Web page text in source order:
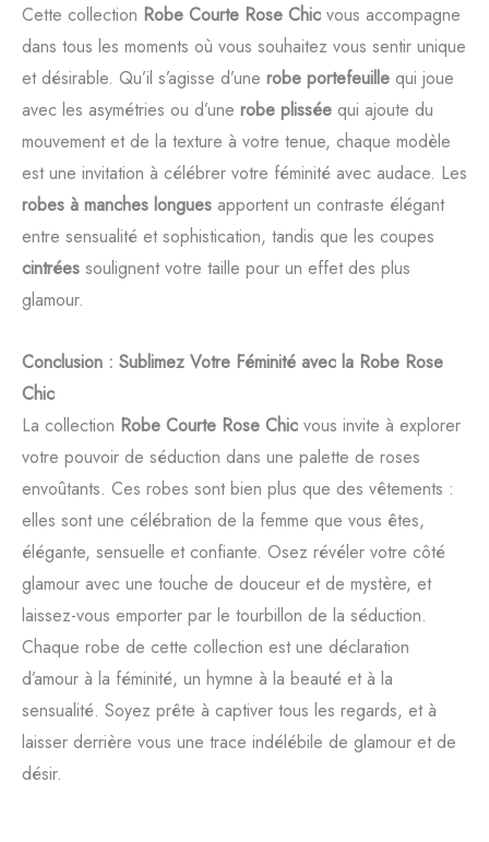
Cette collection Robe Courte Rose Chic vous accompagne
dans tous les moments où vous souhaitez vous sentir unique
et désirable. Qu’il s’agisse d’une robe portefeuille qui joue
avec les asymétries ou d’une robe plissée qui ajoute du
mouvement et de la texture à votre tenue, chaque modèle
est une invitation à célébrer votre féminité avec audace. Les
robes à manches longues apportent un contraste élégant
entre sensualité et sophistication, tandis que les coupes
cintrées soulignent votre taille pour un effet des plus
glamour.
Conclusion : Sublimez Votre Féminité avec la Robe Rose
Chic
La collection Robe Courte Rose Chic vous invite à explorer
votre pouvoir de séduction dans une palette de roses
envoûtants. Ces robes sont bien plus que des vêtements :
elles sont une célébration de la femme que vous êtes,
élégante, sensuelle et confiante. Osez révéler votre côté
glamour avec une touche de douceur et de mystère, et
laissez-vous emporter par le tourbillon de la séduction.
Chaque robe de cette collection est une déclaration
d’amour à la féminité, un hymne à la beauté et à la
sensualité. Soyez prête à captiver tous les regards, et à
laisser derrière vous une trace indélébile de glamour et de
désir.